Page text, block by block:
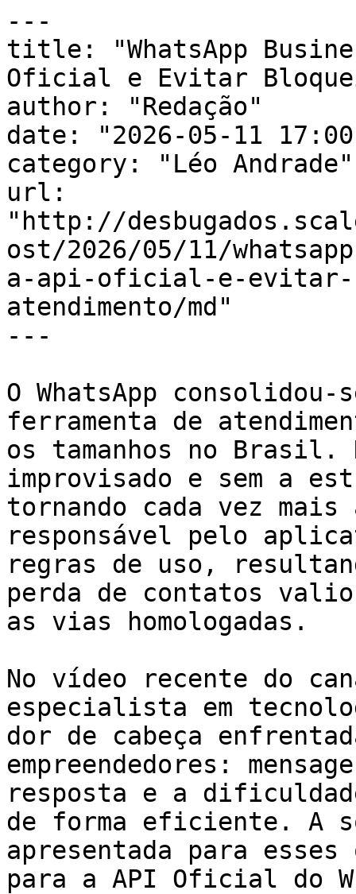
---
title: "WhatsApp
Oficial e Evitar
author: "Redação"
date: "2026-05-11
category: "Léo Andrade"
url:
"http://
ost/2026/05/11/
a-api-oficial-e-evitar-
atendimento/md"
---
O WhatsApp
ferramenta de
os tamanhos no Brasil.
improvisado e sem a
tornando cada vez
responsável pelo
regras de uso,
perda de contatos
as vias homologadas.
No vídeo recente do
especialista em
dor de cabeça
empreendedores:
resposta e a
de forma eficiente. A
apresentada para
para a API Oficial do